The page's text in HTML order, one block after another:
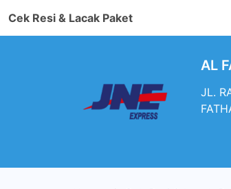
Cek Resi & Lacak Paket
AL
JL.